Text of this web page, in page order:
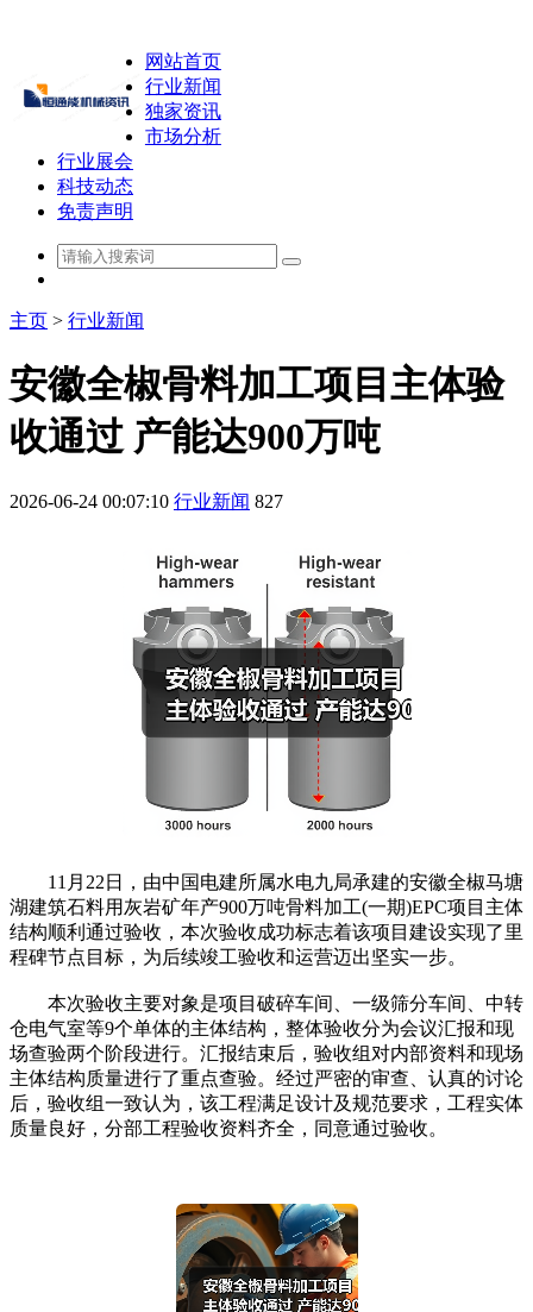
网站首页
行业新闻
独家资讯
市场分析
行业展会
科技动态
免责声明
主页 > 行业新闻
安徽全椒骨料加工项目主体验
收通过 产能达900万吨
2026-06-24 00:07:10 行业新闻 827
11月22日，由中国电建所属水电九局承建的安徽全椒马塘
湖建筑石料用灰岩矿年产900万吨骨料加工(一期)EPC项目主体
结构顺利通过验收，本次验收成功标志着该项目建设实现了里
程碑节点目标，为后续竣工验收和运营迈出坚实一步。
本次验收主要对象是项目破碎车间、一级筛分车间、中转
仓电气室等9个单体的主体结构，整体验收分为会议汇报和现
场查验两个阶段进行。汇报结束后，验收组对内部资料和现场
主体结构质量进行了重点查验。经过严密的审查、认真的讨论
后，验收组一致认为，该工程满足设计及规范要求，工程实体
质量良好，分部工程验收资料齐全，同意通过验收。